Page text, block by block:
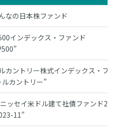
なの日本株ファンド
インデックス・ファンド
カントリー株式インデックス・フ
カントリー”
ッセイ米ドル建て社債ファンド
11”